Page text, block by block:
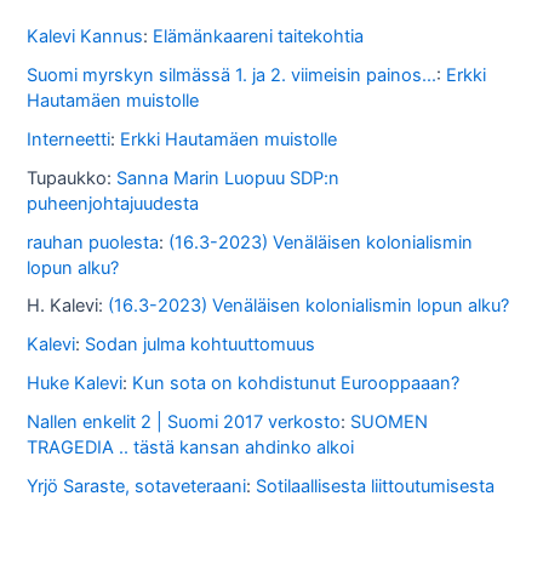
o
s
s
a
Kalevi Kannus: Elämänkaareni taitekohtia
Suomi myrskyn silmässä 1. ja 2. viimeisin painos...: Erkki
Hautamäen muistolle
Interneetti: Erkki Hautamäen muistolle
Tupaukko: Sanna Marin Luopuu SDP:n
puheenjohtajuudesta
rauhan puolesta: (16.3-2023) Venäläisen kolonialismin
lopun alku?
H. Kalevi: (16.3-2023) Venäläisen kolonialismin lopun alku?
Kalevi: Sodan julma kohtuuttomuus
Huke Kalevi: Kun sota on kohdistunut Eurooppaaan?
Nallen enkelit 2 | Suomi 2017 verkosto: SUOMEN
TRAGEDIA .. tästä kansan ahdinko alkoi
Yrjö Saraste, sotaveteraani: Sotilaallisesta liittoutumisesta